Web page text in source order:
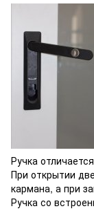
Ручка
При открытии
кармана, а при
Ручка со